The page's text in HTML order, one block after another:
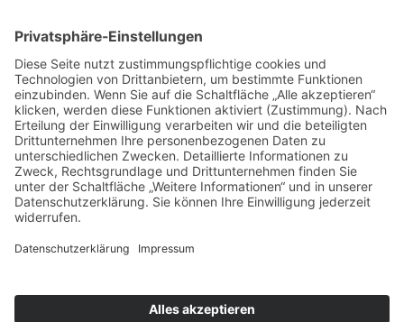
Zeiterfassung
REIFF Videoturm
Alarmanlagen-Konfigurator
RECHTLICHES
Impressum
Datenschutz